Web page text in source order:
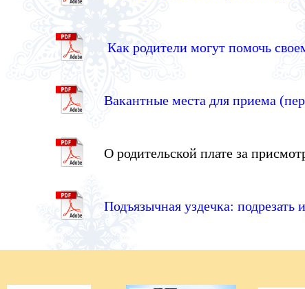
Как родители могут помочь
Вакантные места для приема
О родительской плате за
Подъязычная уздечка: подрезать